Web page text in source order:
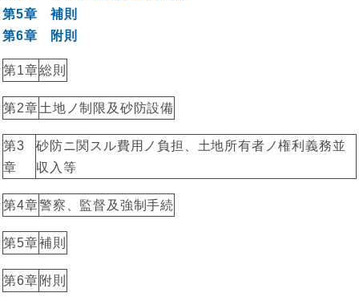
第5章 補則
第6章 附則
第1章総則
第2章土地ノ制限及砂防設備
第3
章
砂防ニ関スル費用ノ負担、土地所有者ノ権利義務並
収入等
第4章警察、監督及強制手続
第5章補則
第6章 附則